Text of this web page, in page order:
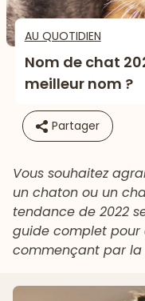
AU QUOTIDIEN
Nom de chat
meilleur nom ?
Partager
Vous souhaitez
un chaton ou un
tendance de 2022
guide complet pour
commençant par la